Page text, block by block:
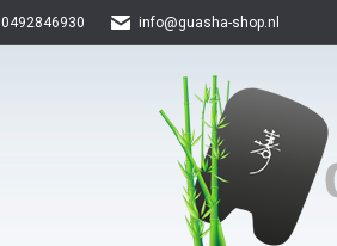
0492846930 info@guasha-shop.nl